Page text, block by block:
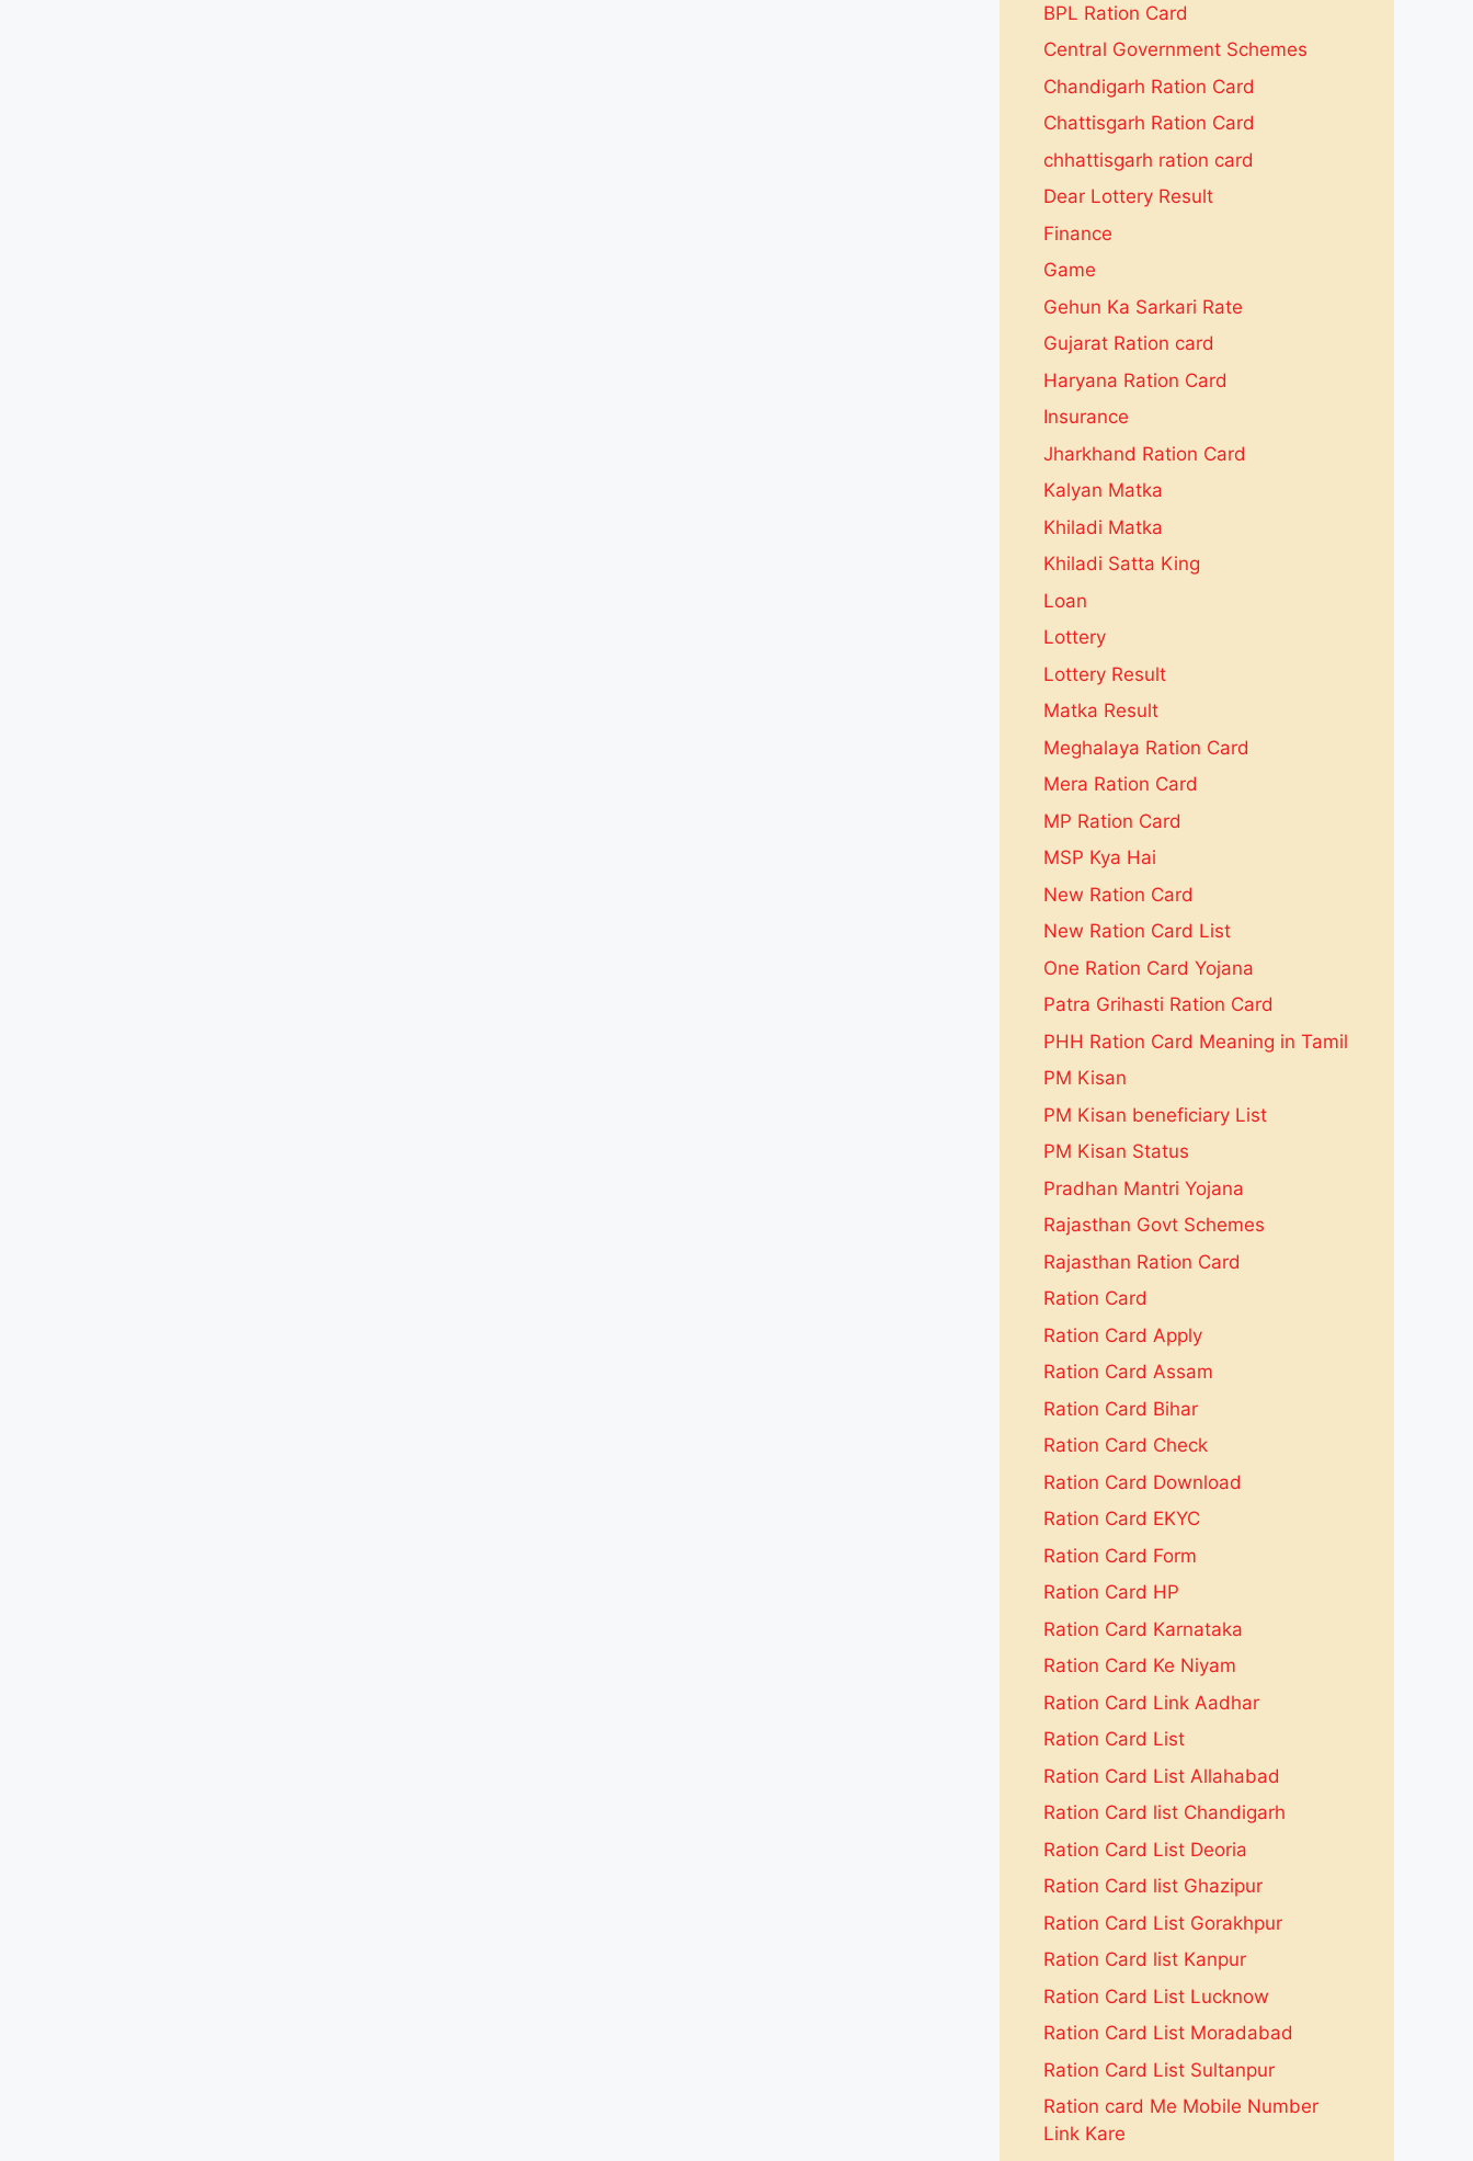
BPL Ration Card
Central Government Schemes
Chandigarh Ration Card
Chattisgarh Ration Card
chhattisgarh ration card
Dear Lottery Result
Finance
Game
Gehun Ka Sarkari Rate
Gujarat Ration card
Haryana Ration Card
Insurance
Jharkhand Ration Card
Kalyan Matka
Khiladi Matka
Khiladi Satta King
Loan
Lottery
Lottery Result
Matka Result
Meghalaya Ration Card
Mera Ration Card
MP Ration Card
MSP Kya Hai
New Ration Card
New Ration Card List
One Ration Card Yojana
Patra Grihasti Ration Card
PHH Ration Card Meaning in Tamil
PM Kisan
PM Kisan beneficiary List
PM Kisan Status
Pradhan Mantri Yojana
Rajasthan Govt Schemes
Rajasthan Ration Card
Ration Card
Ration Card Apply
Ration Card Assam
Ration Card Bihar
Ration Card Check
Ration Card Download
Ration Card EKYC
Ration Card Form
Ration Card HP
Ration Card Karnataka
Ration Card Ke Niyam
Ration Card Link Aadhar
Ration Card List
Ration Card List Allahabad
Ration Card list Chandigarh
Ration Card List Deoria
Ration Card list Ghazipur
Ration Card List Gorakhpur
Ration Card list Kanpur
Ration Card List Lucknow
Ration Card List Moradabad
Ration Card List Sultanpur
Ration card Me Mobile Number
Link Kare